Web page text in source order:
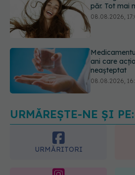
Transpirații
care poate
URMĂREȘTE-NE ȘI PE:
URMĂRITORI